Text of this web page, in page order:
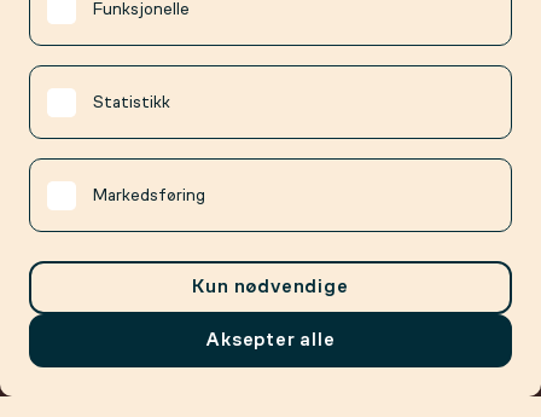
Meny
Funksjonelle
Statistikk
Markedsføring
Kun nødvendige
Aksepter alle